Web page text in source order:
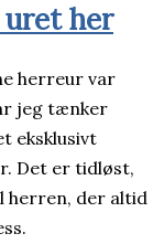
uret her
herreur var
jeg tænker
eksklusivt
Det er tidløst,
herren, der altid